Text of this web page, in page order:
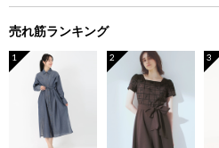
売れ筋ランキング
1 2 3